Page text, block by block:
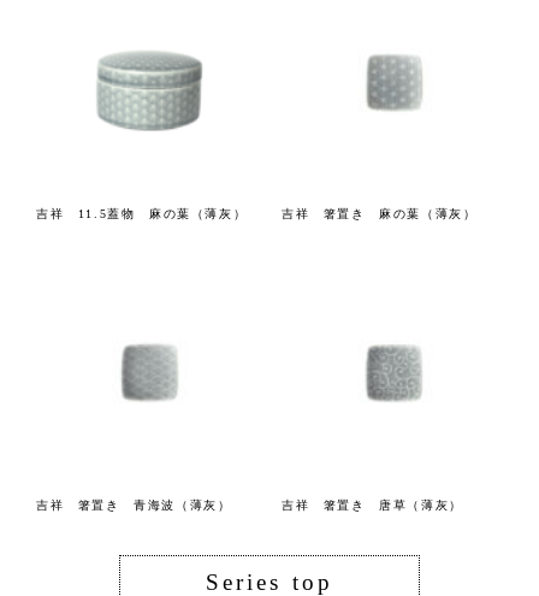
吉祥 11.5蓋物 麻の葉（薄灰） 吉祥 箸置き 麻の葉（薄灰）
吉祥 箸置き 青海波（薄灰） 吉祥 箸置き 唐草（薄灰）
Series top